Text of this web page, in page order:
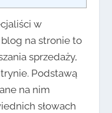
w
na stronie to
sprzedaży,
Podstawą
na nim
słowach